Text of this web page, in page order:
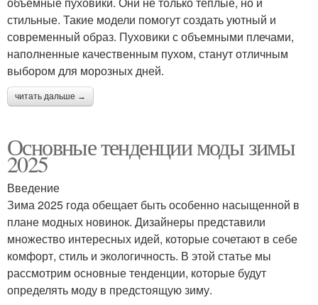
стильные. Такие модели помогут создать уютный и
современный образ. Пуховики с объемными плечами,
наполненные качественным пухом, станут отличным
выбором для морозных дней.
читать дальше →
Основные тенденции моды зимы
2025
Введение
Зима 2025 года обещает быть особенно насыщенной в
плане модных новинок. Дизайнеры представили
множество интересных идей, которые сочетают в себе
комфорт, стиль и экологичность. В этой статье мы
рассмотрим основные тенденции, которые будут
определять моду в предстоящую зиму.